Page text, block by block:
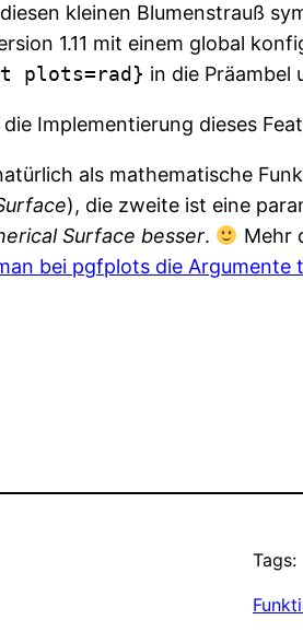
kleinen Blumenstrauß
1.11 mit einem global
plots=rad} in die Präambel
Implementierung dieses
als mathematische
), die zweite ist eine
Surface besser.
Mehr
bei pgfplots die
Tags: